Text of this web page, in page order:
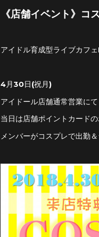
《店舗イベント》コ
アイドル育成型ライブカフ
4月30日(祝月)
アイドール店舗通常営業に
当日は店舗ポイントカード
メンバーがコスプレで出勤＆